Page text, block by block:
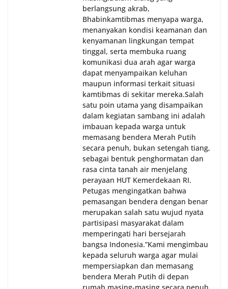
berlangsung akrab,
Bhabinkamtibmas menyapa warga,
menanyakan kondisi keamanan dan
kenyamanan lingkungan tempat
tinggal, serta membuka ruang
komunikasi dua arah agar warga
dapat menyampaikan keluhan
maupun informasi terkait situasi
kamtibmas di sekitar mereka.‎‎‎Salah
satu poin utama yang disampaikan
dalam kegiatan sambang ini adalah
imbauan kepada warga untuk
memasang bendera Merah Putih
secara penuh, bukan setengah tiang,
sebagai bentuk penghormatan dan
rasa cinta tanah air menjelang
perayaan HUT Kemerdekaan RI.
Petugas mengingatkan bahwa
pemasangan bendera dengan benar
merupakan salah satu wujud nyata
partisipasi masyarakat dalam
memperingati hari bersejarah
bangsa Indonesia.‎‎”Kami mengimbau
kepada seluruh warga agar mulai
mempersiapkan dan memasang
bendera Merah Putih di depan